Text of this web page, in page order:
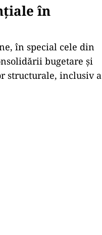
în
în special cele din
bugetare și
structurale, inclusiv a